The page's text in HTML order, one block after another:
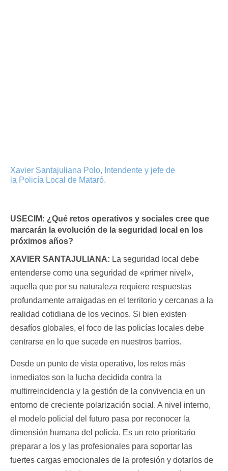
Xavier Santajuliana Polo, Intendente y jefe de
la Policía Local de Mataró.
USECIM: ¿Qué retos operativos y sociales cree que
marcarán la evolución de la seguridad local en los
próximos años?
XAVIER SANTAJULIANA: La seguridad local debe
entenderse como una seguridad de «primer nivel»,
aquella que por su naturaleza requiere respuestas
profundamente arraigadas en el territorio y cercanas a la
realidad cotidiana de los vecinos. Si bien existen
desafíos globales, el foco de las policías locales debe
centrarse en lo que sucede en nuestros barrios.
Desde un punto de vista operativo, los retos más
inmediatos son la lucha decidida contra la
multirreincidencia y la gestión de la convivencia en un
entorno de creciente polarización social. A nivel interno,
el modelo policial del futuro pasa por reconocer la
dimensión humana del policía. Es un reto prioritario
preparar a los y las profesionales para soportar las
fuertes cargas emocionales de la profesión y dotarlos de